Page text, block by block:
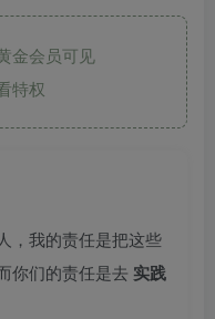
金会员可见
特权
，我的责任是把这些
你们的责任是去 实践